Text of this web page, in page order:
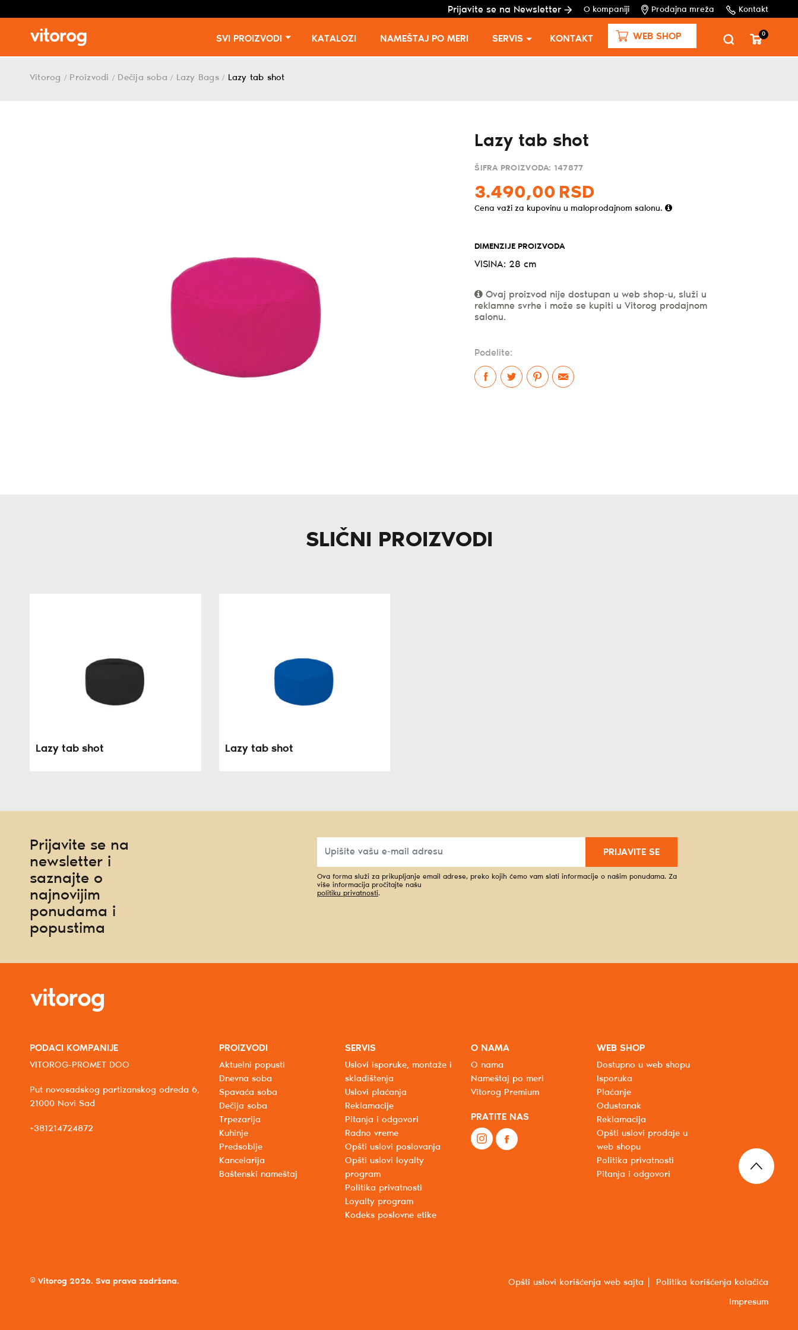
Prijavite se na Newsletter O kompaniji Prodajna mreža Kontakt
SVI PROIZVODI KATALOZI NAMEŠTAJ PO MERI SERVIS KONTAKT WEB SHOP 0
Vitorog / Proizvodi / Dečija soba / Lazy Bags/ Lazy tab shot
Lazy tab shot
ŠIFRA PROIZVODA: 147877
3.490,00 RSD
Cena važi za kupovinu u maloprodajnom salonu.
DIMENZIJE PROIZVODA
VISINA: 28 cm
Ovaj proizvod nije dostupan u web shop-u, služi u
reklamne svrhe i može se kupiti u Vitorog prodajnom
salonu.
Podelite:
SLIČNI PROIZVODI
Lazy tab shot Lazy tab shot
Prijavite se na
newsletter i
saznajte o
najnovijim
ponudama i
popustima
PRIJAVITE SE
Ova forma služi za prikupljanje email adrese, preko kojih ćemo vam slati informacije o našim ponudama. Za
više informacija pročitajte našu
politiku privatnosti.
PODACI KOMPANIJE
VITOROG-PROMET DOO
Put novosadskog partizanskog odreda 6,
21000 Novi Sad
+381214724872
PROIZVODI
Aktuelni popusti
Dnevna soba
Spavaća soba
Dečija soba
Trpezarija
Kuhinje
Predsoblje
Kancelarija
Baštenski nameštaj
SERVIS
Uslovi isporuke, montaže i
skladištenja
Uslovi plaćanja
Reklamacije
Pitanja i odgovori
Radno vreme
Opšti uslovi poslovanja
Opšti uslovi loyalty
program
Politika privatnosti
Loyalty program
Kodeks poslovne etike
O NAMA
O nama
Nameštaj po meri
Vitorog Premium
PRATITE NAS
WEB SHOP
Dostupno u web shopu
Isporuka
Plaćanje
Odustanak
Reklamacija
Opšti uslovi prodaje u
web shopu
Politika privatnosti
Pitanja i odgovori
© Vitorog 2026. Sva prava zadržana. Opšti uslovi korišćenja web sajta Politika korišćenja kolačića
Impresum